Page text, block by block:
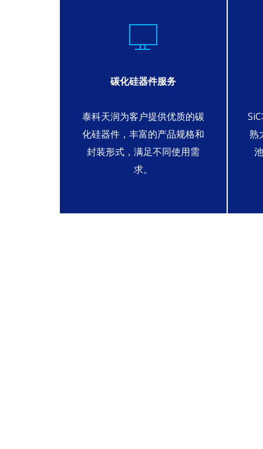
碳化硅器件服务
泰科天润为客户提供优质的碳
化硅器件，丰富的产品规格和
封装形式，满足不同使用需
求。
熟